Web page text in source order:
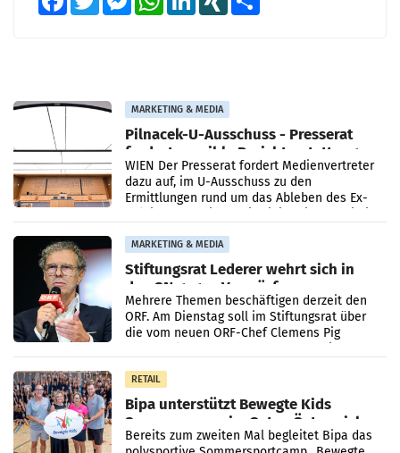
MARKETING & MEDIA
Pilnacek-U-Ausschuss - Presserat
fordert sensible Berichterstattung
WIEN Der Presserat fordert Medienvertreter
dazu auf, im U-Ausschuss zu den
Ermittlungen rund um das Ableben des Ex-
MARKETING & MEDIA
Stiftungsrat Lederer wehrt sich in
den SN gegen Vorwürfe
Mehrere Themen beschäftigen derzeit den
ORF. Am Dienstag soll im Stiftungsrat über
die vom neuen ORF-Chef Clemens Pig
RETAIL
Bipa unterstützt Bewegte Kids
Sommercamps im Osten Österreichs
Bereits zum zweiten Mal begleitet Bipa das